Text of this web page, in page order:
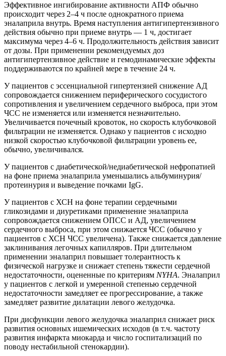
Эффективное ингибирование активности АПФ обычно
происходит через 2–4 ч после однократного приема
эналаприла внутрь. Время наступления антигипертензивного
действия обычно при приеме внутрь — 1 ч, достигает
максимума через 4–6 ч. Продолжительность действия зависит
от дозы. При применении рекомендуемых доз
антигипертензивное действие и гемодинамические эффекты
поддерживаются по крайней мере в течение 24 ч.
У пациентов с эссенциальной гипертензией снижение АД
сопровождается снижением периферического сосудистого
сопротивления и увеличением сердечного выброса, при этом
ЧСС не изменяется или изменяется незначительно.
Увеличивается почечный кровоток, но скорость клубочковой
фильтрации не изменяется. Однако у пациентов с исходно
низкой скоростью клубочковой фильтрации уровень ее,
обычно, увеличивался.
У пациентов с диабетической/недиабетической нефропатией
на фоне приема эналаприла уменьшались альбуминурия/
протеинурия и выведение почками IgG.
У пациентов с ХСН на фоне терапии сердечными
гликозидами и диуретиками применение эналаприла
сопровождается снижением ОПСС и АД, увеличением
сердечного выброса, при этом снижается ЧСС (обычно у
пациентов с ХСН ЧСС увеличена). Также снижается давление
заклинивания легочных капилляров. При длительном
применении эналаприл повышает толерантность к
физической нагрузке и снижает степень тяжести сердечной
недостаточности, оцененные по критериям NYHA. Эналаприл
у пациентов с легкой и умеренной степенью сердечной
недостаточности замедляет ее прогрессирование, а также
замедляет развитие дилатации левого желудочка.
При дисфункции левого желудочка эналаприл снижает риск
развития основных ишемических исходов (в т.ч. частоту
развития инфаркта миокарда и число госпитализаций по
поводу нестабильной стенокардии).